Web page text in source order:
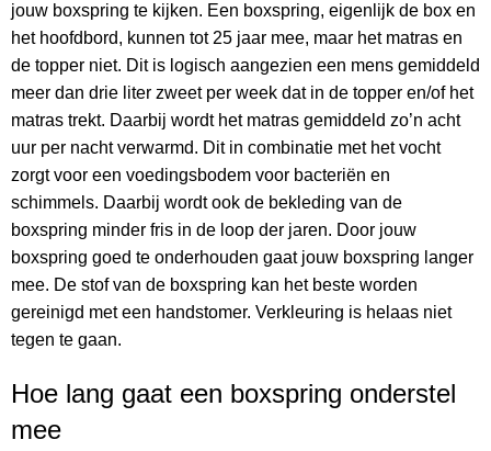
jouw boxspring te kijken. Een boxspring, eigenlijk de box en
het hoofdbord, kunnen tot 25 jaar mee, maar het matras en
de topper niet. Dit is logisch aangezien een mens gemiddeld
meer dan drie liter zweet per week dat in de topper en/of het
matras trekt. Daarbij wordt het matras gemiddeld zo’n acht
uur per nacht verwarmd. Dit in combinatie met het vocht
zorgt voor een voedingsbodem voor bacteriën en
schimmels. Daarbij wordt ook de bekleding van de
boxspring minder fris in de loop der jaren. Door jouw
boxspring goed te onderhouden gaat jouw boxspring langer
mee. De stof van de boxspring kan het beste worden
gereinigd met een handstomer. Verkleuring is helaas niet
tegen te gaan.
Hoe lang gaat een boxspring onderstel
mee